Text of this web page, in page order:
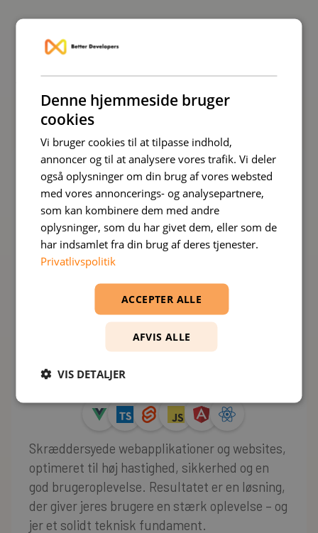
ekspertise med forretningsforståelse for at levere
og team.
Webudvikling
Skræddersyede webapplikationer og websites,
optimeret til høj hastighed, sikkerhed og en
god brugeroplevelse. Resultatet er en løsning,
der giver jeres brugere en stærk oplevelse – og
jer et solidt teknisk fundament.
Denne hjemmeside bruger
cookies
Vi bruger cookies til at tilpasse indhold,
annoncer og til at analysere vores trafik. Vi deler
også oplysninger om din brug af vores websted
med vores annoncerings- og analysepartnere,
som kan kombinere dem med andre
oplysninger, som du har givet dem, eller som de
har indsamlet fra din brug af deres tjenester.
Privatlivspolitik
ACCEPTER ALLE
AFVIS ALLE
VIS DETALJER